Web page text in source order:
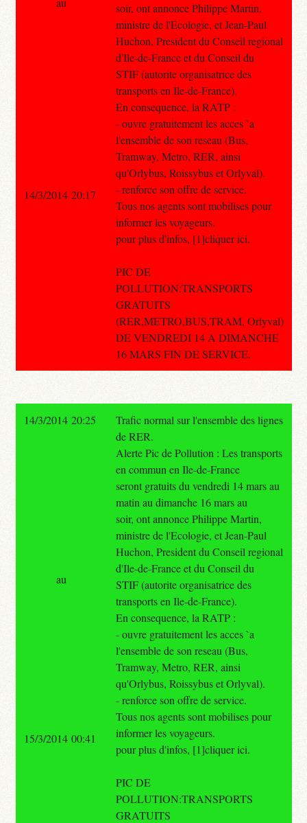
soir, ont annonce Philippe Martin,
ministre de l'Ecologie, et Jean-Paul
Huchon, President du Conseil regional
d'Ile-de-France et du Conseil du
STIF (autorite organisatrice des
transports en Ile-de-France).
En consequence, la RATP :
- ouvre gratuitement les acces `a
l'ensemble de son reseau (Bus,
Tramway, Metro, RER, ainsi
qu'Orlybus, Roissybus et Orlyval).
- renforce son offre de service.
Tous nos agents sont mobilises pour
informer les voyageurs.
pour plus d'infos, [1]cliquer ici.
PIC DE
POLLUTION:TRANSPORTS
GRATUITS
(RER,METRO,BUS,TRAM, Orlyval)
DE VENDREDI 14 A DIMANCHE
16 MARS FIN DE SERVICE.
14/3/2014 20:17
14/3/2014 20:25
Trafic normal sur l'ensemble des lignes
de RER.
Alerte Pic de Pollution : Les transports
en commun en Ile-de-France
seront gratuits du vendredi 14 mars au
matin au dimanche 16 mars au
soir, ont annonce Philippe Martin,
ministre de l'Ecologie, et Jean-Paul
Huchon, President du Conseil regional
d'Ile-de-France et du Conseil du
STIF (autorite organisatrice des
transports en Ile-de-France).
En consequence, la RATP :
- ouvre gratuitement les acces `a
l'ensemble de son reseau (Bus,
Tramway, Metro, RER, ainsi
qu'Orlybus, Roissybus et Orlyval).
- renforce son offre de service.
Tous nos agents sont mobilises pour
informer les voyageurs.
pour plus d'infos, [1]cliquer ici.
PIC DE
POLLUTION:TRANSPORTS
GRATUITS
au
15/3/2014 00:41